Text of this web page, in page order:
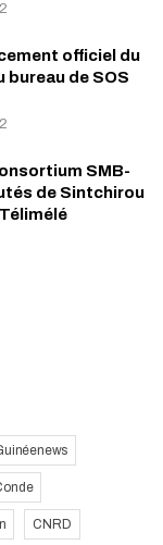
officiel du
bureau de SOS
SMB-
de Sintchirou
CNRD